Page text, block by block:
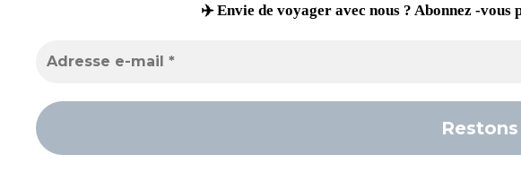
✈️ Envie de voyager avec nous ? Abonnez -vous